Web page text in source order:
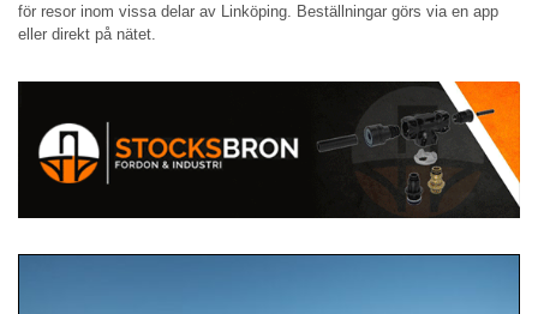
för resor inom vissa delar av Linköping. Beställningar görs via en app
eller direkt på nätet.